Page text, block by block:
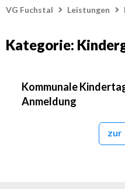
VG Fuchstal Leistungen
Kategorie:
Kommunale
Anmeldung
zur